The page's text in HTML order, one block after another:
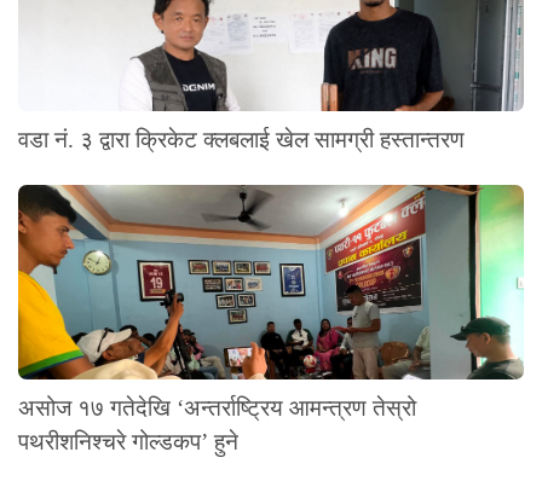
वडा नं. ३ द्वारा क्रिकेट क्लबलाई खेल सामग्री हस्तान्तरण
असोज १७ गतेदेखि ‘अन्तर्राष्ट्रिय आमन्त्रण तेस्रो
पथरीशनिश्चरे गोल्डकप’ हुने